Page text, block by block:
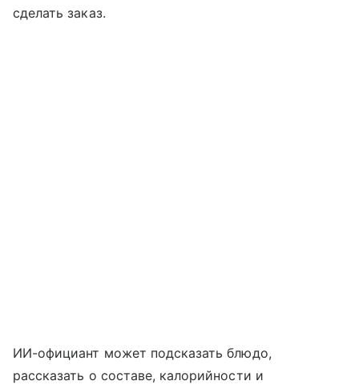
сделать заказ.
ИИ-официант может подсказать блюдо,
рассказать о составе, калорийности и